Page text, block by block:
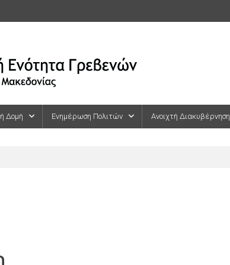
Δομή Ενημέρωση Πολιτών Ανοιχτή Διακυβέρνηση